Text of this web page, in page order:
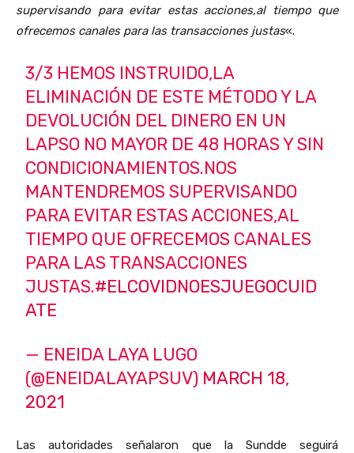
supervisando para evitar estas acciones,al tiempo que
ofrecemos canales para las transacciones justas«.
3/3 HEMOS INSTRUIDO,LA
ELIMINACIÓN DE ESTE MÉTODO Y LA
DEVOLUCIÓN DEL DINERO EN UN
LAPSO NO MAYOR DE 48 HORAS Y SIN
CONDICIONAMIENTOS.NOS
MANTENDREMOS SUPERVISANDO
PARA EVITAR ESTAS ACCIONES,AL
TIEMPO QUE OFRECEMOS CANALES
PARA LAS TRANSACCIONES
JUSTAS.#ELCOVIDNOESJUEGOCUID
ATE
— ENEIDA LAYA LUGO
(@ENEIDALAYAPSUV) MARCH 18,
2021
Las autoridades señalaron que la Sundde seguirá